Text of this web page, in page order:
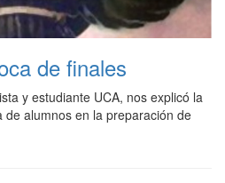
de finales
y estudiante UCA, nos explicó la
alumnos en la preparación de